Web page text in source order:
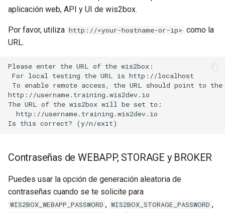
aplicación web, API y UI de wis2box.
Por favor, utiliza http://<your-hostname-or-ip> como la
URL.
Please enter the URL of the wis2box:
For local testing the URL is http://localhost
To enable remote access, the URL should point to
http://username.training.wis2dev.io
The URL of the wis2box will be set to:
  http://username.training.wis2dev.io
Contraseñas de WEBAPP, STORAGE y BROKER
Puedes usar la opción de generación aleatoria de
contraseñas cuando se te solicite para
WIS2BOX_WEBAPP_PASSWORD , WIS2BOX_STORAGE_PASSWORD ,